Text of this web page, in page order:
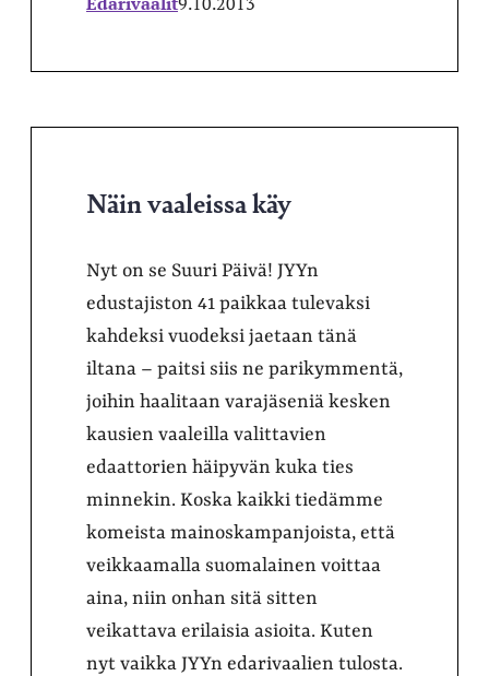
Näin vaaleissa käy
Nyt on se Suuri Päivä! JYYn
edustajiston 41 paikkaa tulevaksi
kahdeksi vuodeksi jaetaan tänä
iltana – paitsi siis ne parikymmentä,
joihin haalitaan varajäseniä kesken
kausien vaaleilla valittavien
edaattorien häipyvän kuka ties
minnekin. Koska kaikki tiedämme
komeista mainoskampanjoista, että
veikkaamalla suomalainen voittaa
aina, niin onhan sitä sitten
veikattava erilaisia asioita. Kuten
nyt vaikka JYYn edarivaalien tulosta.